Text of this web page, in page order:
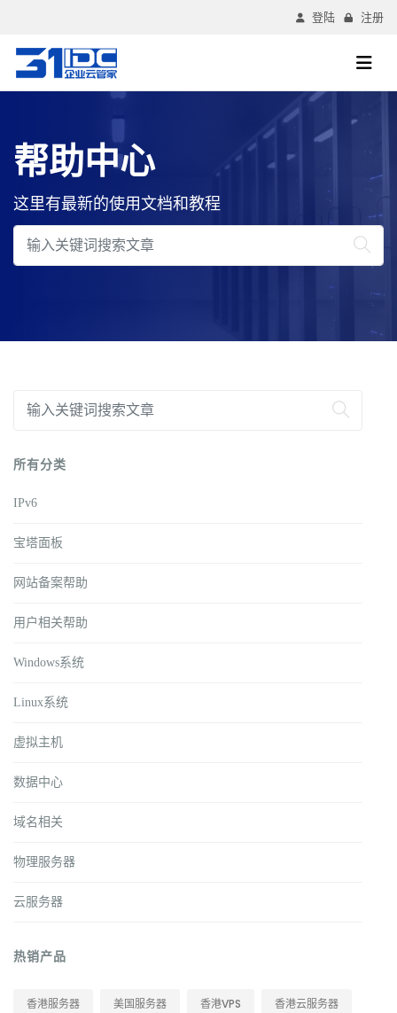
登陆 注册
帮助中心
这里有最新的使用文档和教程
所有分类
IPv6
宝塔面板
网站备案帮助
用户相关帮助
Windows系统
Linux系统
虚拟主机
数据中心
域名相关
物理服务器
云服务器
热销产品
香港服务器 美国服务器 香港VPS 香港云服务器